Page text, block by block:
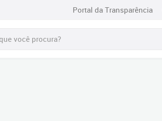
Portal da Transparência